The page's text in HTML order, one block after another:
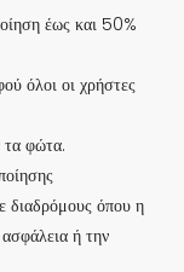
έως και 50%
όλοι οι χρήστες
τα φώτα.
όπου η
ασφάλεια ή την